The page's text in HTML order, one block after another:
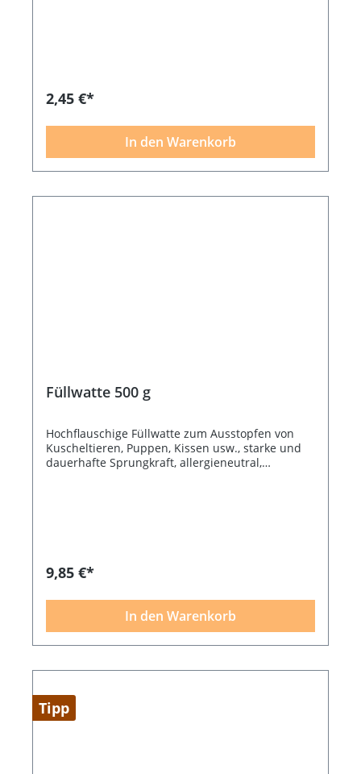
2,45 €*
In den Warenkorb
Füllwatte 500 g
Hochflauschige Füllwatte zum Ausstopfen von
Kuscheltieren, Puppen, Kissen usw., starke und
dauerhafte Sprungkraft, allergieneutral,
9,85 €*
In den Warenkorb
Tipp